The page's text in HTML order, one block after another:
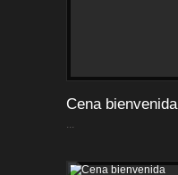
Cena bienvenida
...